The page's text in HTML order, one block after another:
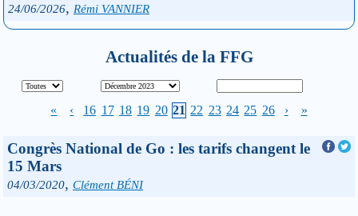
24/06/2026, Rémi VANNIER
Actualités de la FFG
« ‹ 16 17 18 19 20 21 22 23 24 25 26 › »
Congrès National de Go : les tarifs changent le
15 Mars
04/03/2020, Clément BÉNI